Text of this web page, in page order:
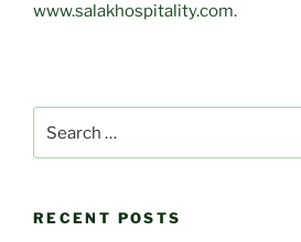
www.salakhospitality.com.
for:
RECENT POSTS